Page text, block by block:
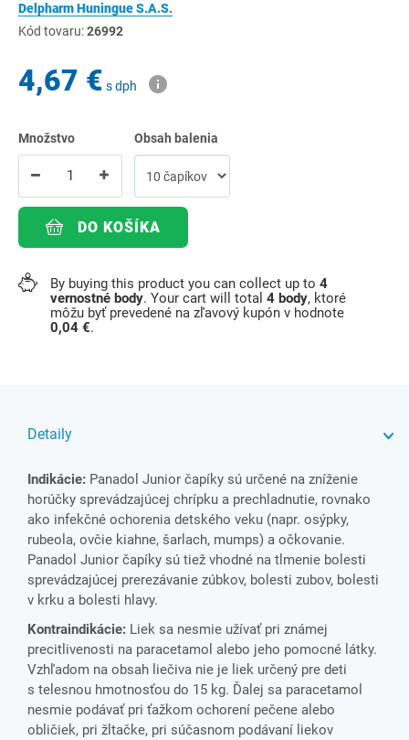
Delpharm Huningue S.A.S.
Kód tovaru:26992
4,67 € s dph
Množstvo Obsah balenia
DO KOŠÍKA
By buying this product you can collect up to 4
vernostné body. Your cart will total 4 body, ktoré
môžu byť prevedené na zľavový kupón v hodnote
0,04 €.
Detaily
Indikácie: Panadol Junior čapíky sú určené na zníženie
horúčky sprevádzajúcej chrípku a prechladnutie, rovnako
ako infekčné ochorenia detského veku (napr. osýpky,
rubeola, ovčie kiahne, šarlach, mumps) a očkovanie.
Panadol Junior čapíky sú tiež vhodné na tlmenie bolesti
sprevádzajúcej prerezávanie zúbkov, bolesti zubov, bolesti
v krku a bolesti hlavy.
Kontraindikácie: Liek sa nesmie užívať pri známej
precitlivenosti na paracetamol alebo jeho pomocné látky.
Vzhľadom na obsah liečiva nie je liek určený pre deti
s telesnou hmotnosťou do 15 kg. Ďalej sa paracetamol
nesmie podávať pri ťažkom ochorení pečene alebo
obličiek, pri žltačke, pri súčasnom podávaní liekov